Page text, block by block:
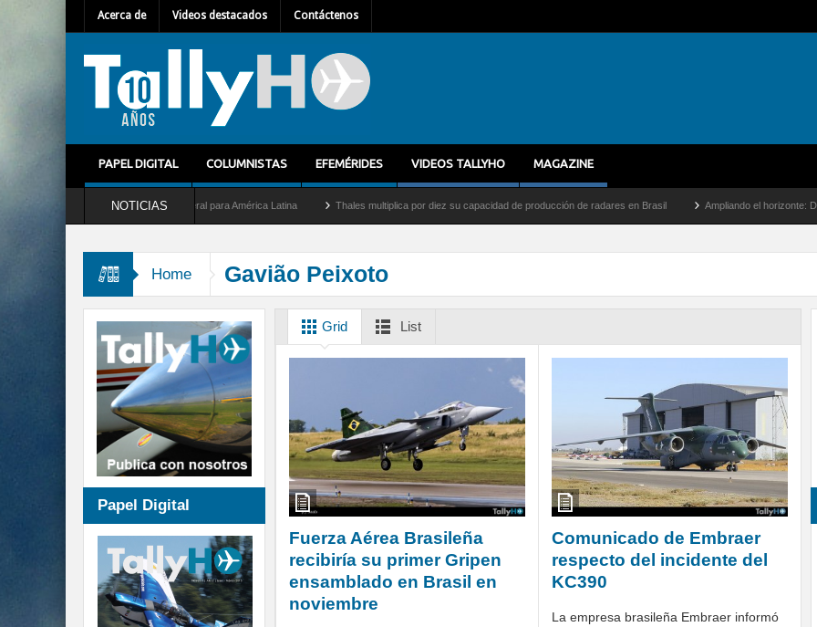
Acerca de Videos destacados Contáctenos
PAPEL DIGITAL COLUMNISTAS EFEMÉRIDES VIDEOS TALLYHO MAGAZINE
NOTICIAS
como nuevo Director General para América Latina Thales multiplica por diez su capacidad de producción de radares en Brasil Ampliando el horizonte: Dentro
Home Gavião Peixoto
Grid List
Fuerza Aérea Brasileña
recibiría su primer Gripen
ensamblado en Brasil en
noviembre
Comunicado de Embraer
respecto del incidente del
KC390
La empresa brasileña Embraer informó
Papel Digital